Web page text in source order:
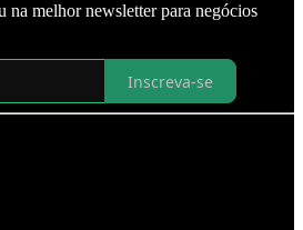
na melhor newsletter para negócios
Inscreva-se